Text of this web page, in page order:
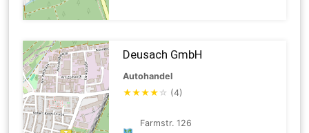
Deusach GmbH
Autohandel
★★★★ ☆ (4)
Farmstr. 126